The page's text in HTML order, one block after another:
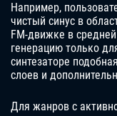
Например,
чистый синус в
FM-движке в
генерацию только
синтезаторе
слоев и
Для жанров с